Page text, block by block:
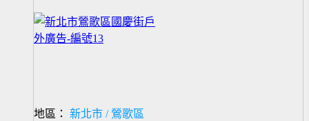
地區：
新北市 / 鶯歌區